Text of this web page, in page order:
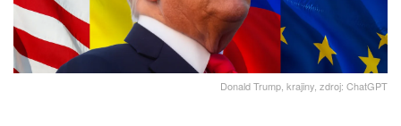
Donald Trump, krajiny, zdroj: ChatGPT